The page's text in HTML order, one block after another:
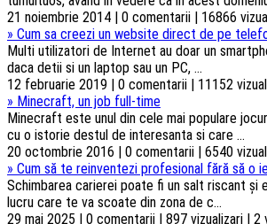
21 noiembrie 2014 | 0 comentarii | 16866
» Cum sa creezi un website direct de pe
Multi utilizatori de Internet au doar un
daca detii si un laptop sau un PC, ...
12 februarie 2019 | 0 comentarii | 11152
» Minecraft, un job full-time
Minecraft este unul din cele mai populare
cu o istorie destul de interesanta si care ...
20 octombrie 2016 | 0 comentarii | 6540
» Cum să te reinventezi profesional fără să o
Schimbarea carierei poate fi un salt riscant şi
lucru care te va scoate din zona de c...
29 mai 2025 | 0 comentarii | 897 vizualizari | 2